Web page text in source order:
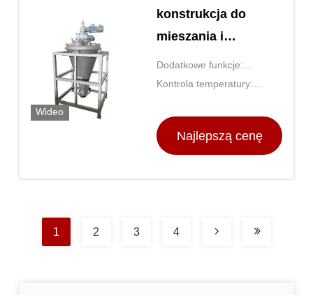
Wideo
konstrukcja do
mieszania i
mieszania
stożkowego
pasek śrubkowy do
ogólnego sprzętu
Dodatkowe funkcje:
Regulowana prędkość i
Kontrola temperatury:
Najlepszą cenę
1 2 3 4